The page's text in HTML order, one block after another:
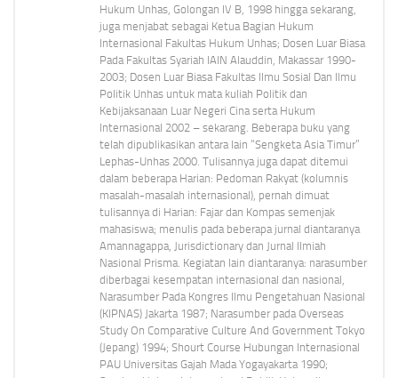
Hukum Unhas, Golongan IV B, 1998 hingga sekarang,
juga menjabat sebagai Ketua Bagian Hukum
Internasional Fakultas Hukum Unhas; Dosen Luar Biasa
Pada Fakultas Syariah IAIN Alauddin, Makassar 1990-
2003; Dosen Luar Biasa Fakultas Ilmu Sosial Dan Ilmu
Politik Unhas untuk mata kuliah Politik dan
Kebijaksanaan Luar Negeri Cina serta Hukum
Internasional 2002 – sekarang. Beberapa buku yang
telah dipublikasikan antara lain “Sengketa Asia Timur”
Lephas-Unhas 2000. Tulisannya juga dapat ditemui
dalam beberapa Harian: Pedoman Rakyat (kolumnis
masalah-masalah internasional), pernah dimuat
tulisannya di Harian: Fajar dan Kompas semenjak
mahasiswa; menulis pada beberapa jurnal diantaranya
Amannagappa, Jurisdictionary dan Jurnal Ilmiah
Nasional Prisma. Kegiatan lain diantaranya: narasumber
diberbagai kesempatan internasional dan nasional,
Narasumber Pada Kongres Ilmu Pengetahuan Nasional
(KIPNAS) Jakarta 1987; Narasumber pada Overseas
Study On Comparative Culture And Government Tokyo
(Jepang) 1994; Shourt Course Hubungan Internasional
PAU Universitas Gajah Mada Yogayakarta 1990;